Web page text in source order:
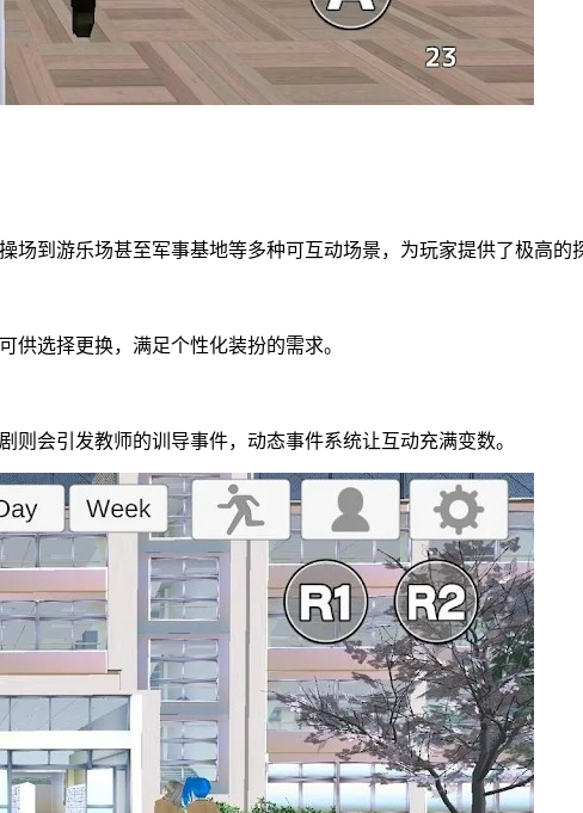
到游乐场甚至军事基地等多种可互动场景，为玩家提供了极高的
供选择更换，满足个性化装扮的需求。
会引发教师的训导事件，动态事件系统让互动充满变数。